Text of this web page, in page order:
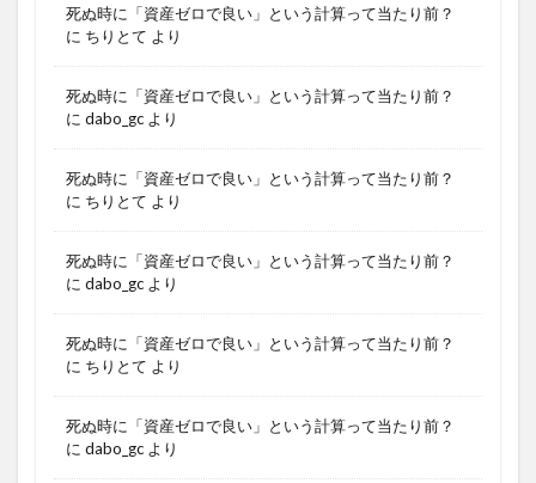
死ぬ時に「資産ゼロで良い」という計算って当たり前？
に ちりとて より
死ぬ時に「資産ゼロで良い」という計算って当たり前？
に dabo_gc より
死ぬ時に「資産ゼロで良い」という計算って当たり前？
に ちりとて より
死ぬ時に「資産ゼロで良い」という計算って当たり前？
に dabo_gc より
死ぬ時に「資産ゼロで良い」という計算って当たり前？
に ちりとて より
死ぬ時に「資産ゼロで良い」という計算って当たり前？
に dabo_gc より